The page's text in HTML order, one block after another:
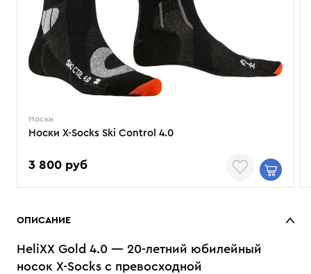
Носки
Носки X-Socks Ski Control 4.0
3 800 руб
ОПИСАНИЕ
HeliXX Gold 4.0 — 20-летний юбилейный
носок X-Socks с превосходной